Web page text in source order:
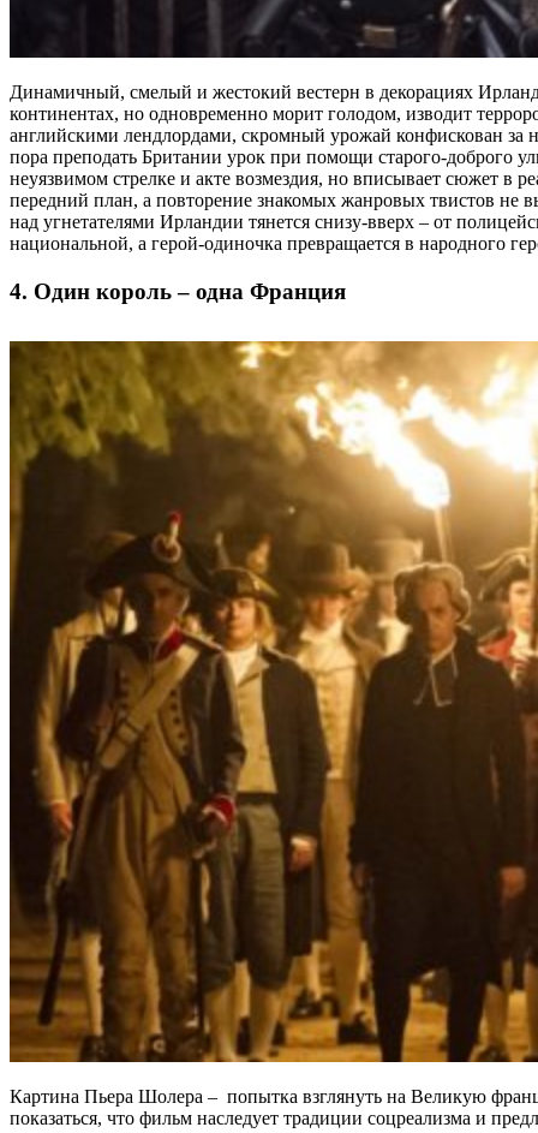
Динамичный, смелый и жестокий вестерн в декорациях
континентах, но одновременно морит голодом, изводит
английскими лендлордами, скромный урожай конфискован за
пора преподать Британии урок при помощи старого-доброго
неуязвимом стрелке и акте возмездия, но вписывает сюжет в
передний план, а повторение знакомых жанровых твистов не
над угнетателями Ирландии тянется снизу-вверх – от
национальной, а герой-одиночка превращается в народного
4. Один король – одна Франция
Картина Пьера Шолера – попытка взглянуть на Великую
показаться, что фильм наследует традиции соцреализма и